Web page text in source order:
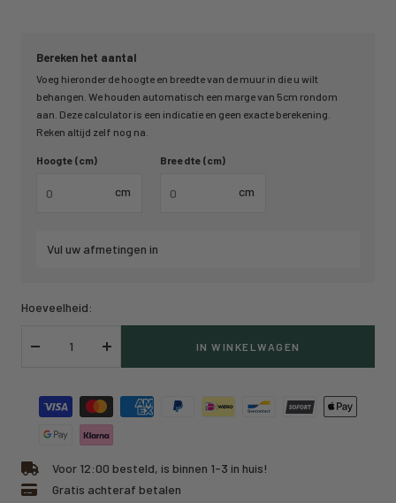
Bereken het aantal
Voeg hieronder de hoogte en breedte van de muur in die u wilt
behangen. We houden automatisch een marge van 5cm rondom
aan. Deze calculator is een indicatie en geen exacte berekening.
Reken altijd zelf nog na.
Hoogte (cm)
cm
Breedte (cm)
cm
Vul uw afmetingen in
Hoeveelheid:
Verlaag
Verhoog
IN WINKELWAGEN
Voor 12:00 besteld, is binnen 1-3 in huis!
Gratis achteraf betalen